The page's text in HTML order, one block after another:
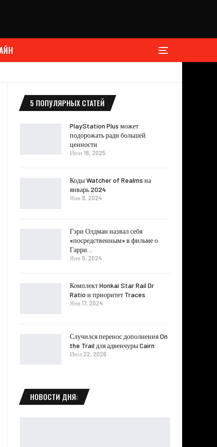
5 ПОПУЛЯРНЫХ СТАТЕЙ
PlayStation Plus может
подорожать ради большей
ценности
Июн 16, 2025
Коды Watcher of Realms на
январь 2024
Янв 9, 2024
Гэри Олдман назвал себя
«посредственным» в фильме о
Гарри…
Янв 5, 2024
Комплект Honkai Star Rail Dr
Ratio и приоритет Traces
Янв 17, 2024
Случился перенос дополнения On
the Trail для адвенчуры Cairn
Июл 22, 2026
НОВОСТИ ДНЯ: